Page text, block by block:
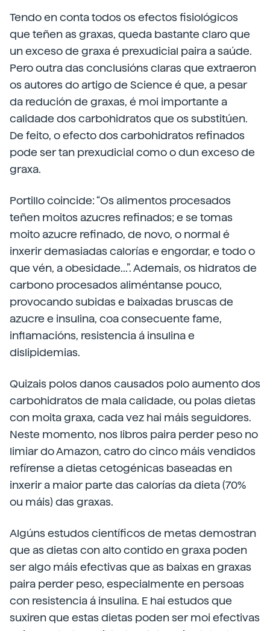
Tendo en conta todos os efectos fisiológicos
que teñen as graxas, queda bastante claro que
un exceso de graxa é prexudicial paira a saúde.
Pero outra das conclusións claras que extraeron
os autores do artigo de Science é que, a pesar
da redución de graxas, é moi importante a
calidade dos carbohidratos que os substitúen.
De feito, o efecto dos carbohidratos refinados
pode ser tan prexudicial como o dun exceso de
graxa.
Portillo coincide: “Os alimentos procesados
teñen moitos azucres refinados; e se tomas
moito azucre refinado, de novo, o normal é
inxerir demasiadas calorías e engordar, e todo o
que vén, a obesidade...”. Ademais, os hidratos de
carbono procesados aliméntanse pouco,
provocando subidas e baixadas bruscas de
azucre e insulina, coa consecuente fame,
inflamacións, resistencia á insulina e
dislipidemias.
Quizais polos danos causados polo aumento dos
carbohidratos de mala calidade, ou polas dietas
con moita graxa, cada vez hai máis seguidores.
Neste momento, nos libros paira perder peso no
limiar do Amazon, catro do cinco máis vendidos
refírense a dietas cetogénicas baseadas en
inxerir a maior parte das calorías da dieta (70%
ou máis) das graxas.
Algúns estudos científicos de metas demostran
que as dietas con alto contido en graxa poden
ser algo máis efectivas que as baixas en graxas
paira perder peso, especialmente en persoas
con resistencia á insulina. E hai estudos que
suxiren que estas dietas poden ser moi efectivas